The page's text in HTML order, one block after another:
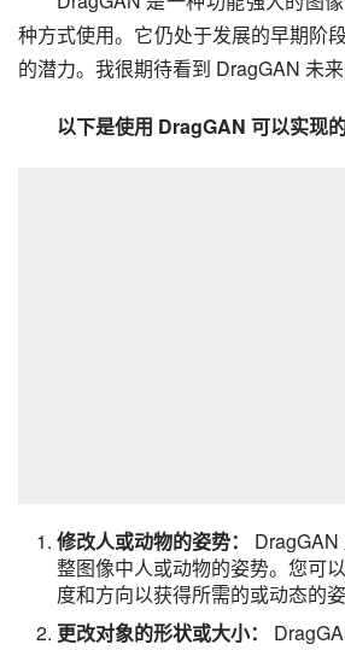
种方式使用。它仍处于发展的早期阶
的潜力。我很期待看到 DragGAN 未来
以下是使用 DragGAN 可以实现的
修改人或动物的姿势：
整图像中人或动物的姿势。您可
度和方向以获得所需的或动态的姿
更改对象的形状或大小：